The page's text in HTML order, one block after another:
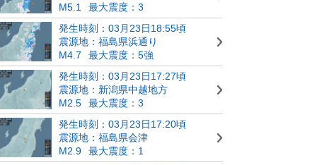
M5.1
最大震度：3
発生時刻：03月23日18:55頃
震源地：福島県浜通り
M4.7
最大震度：5強
発生時刻：03月23日17:27頃
震源地：新潟県中越地方
M2.5
最大震度：3
発生時刻：03月23日17:20頃
震源地：福島県会津
M2.9
最大震度：1